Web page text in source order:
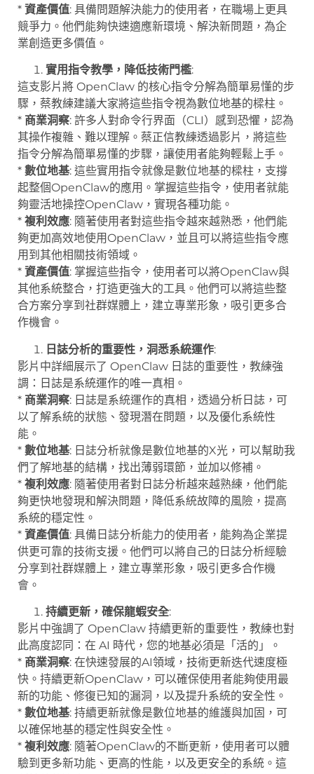
* 資產價值: 具備問題解決能力的使用者，在職場上更具
競爭力。他們能夠快速適應新環境、解決新問題，為企
業創造更多價值。
實用指令教學，降低技術門檻:
這支影片將 OpenClaw 的核心指令分解為簡單易懂的步
驟，蔡教練建議大家將這些指令視為數位地基的樑柱。
* 商業洞察: 許多人對命令行界面（CLI）感到恐懼，認為
其操作複雜、難以理解。蔡正信教練透過影片，將這些
指令分解為簡單易懂的步驟，讓使用者能夠輕鬆上手。
* 數位地基: 這些實用指令就像是數位地基的樑柱，支撐
起整個OpenClaw的應用。掌握這些指令，使用者就能
夠靈活地操控OpenClaw，實現各種功能。
* 複利效應: 隨著使用者對這些指令越來越熟悉，他們能
夠更加高效地使用OpenClaw，並且可以將這些指令應
用到其他相關技術領域。
* 資產價值: 掌握這些指令，使用者可以將OpenClaw與
其他系統整合，打造更強大的工具。他們可以將這些整
合方案分享到社群媒體上，建立專業形象，吸引更多合
作機會。
日誌分析的重要性，洞悉系統運作:
影片中詳細展示了 OpenClaw 日誌的重要性，教練強
調：日誌是系統運作的唯一真相。
* 商業洞察: 日誌是系統運作的真相，透過分析日誌，可
以了解系統的狀態、發現潛在問題，以及優化系統性
能。
* 數位地基: 日誌分析就像是數位地基的X光，可以幫助我
們了解地基的結構，找出薄弱環節，並加以修補。
* 複利效應: 隨著使用者對日誌分析越來越熟練，他們能
夠更快地發現和解決問題，降低系統故障的風險，提高
系統的穩定性。
* 資產價值: 具備日誌分析能力的使用者，能夠為企業提
供更可靠的技術支援。他們可以將自己的日誌分析經驗
分享到社群媒體上，建立專業形象，吸引更多合作機
會。
持續更新，確保龍蝦安全:
影片中強調了 OpenClaw 持續更新的重要性，教練也對
此高度認同：在 AI 時代，您的地基必須是「活的」。
* 商業洞察: 在快速發展的AI領域，技術更新迭代速度極
快。持續更新OpenClaw，可以確保使用者能夠使用最
新的功能、修復已知的漏洞，以及提升系統的安全性。
* 數位地基: 持續更新就像是數位地基的維護與加固，可
以確保地基的穩定性與安全性。
* 複利效應: 隨著OpenClaw的不斷更新，使用者可以體
驗到更多新功能、更高的性能，以及更安全的系統。這